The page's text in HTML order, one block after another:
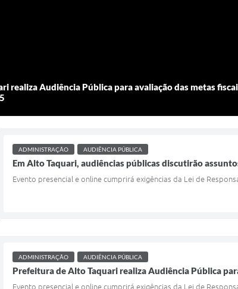
realiza Audiência Pública para avaliação das metas
ADMINISTRAÇÃO AUDIÊNCIA PÚBLICA
Em Alto Taquari, audiências públicas discutirão
Evento presencial e online cumprirá exigências da Lei de
ADMINISTRAÇÃO AUDIÊNCIA PÚBLICA
Prefeitura de Alto Taquari realiza Audiência Pública
Evento presencial e online cumprirá exigências da Lei de